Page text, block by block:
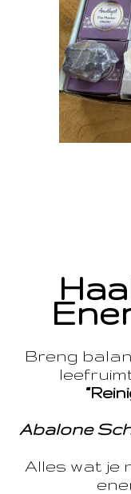
Breng
Abalone
Alles wat je